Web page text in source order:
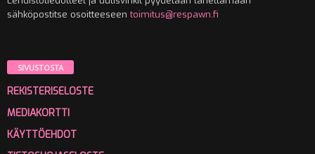
sähköpostitse osoitteeseentoimitus@respawn.fi
SIVUSTOSTA
REKISTERISELOSTE
MEDIAKORTTI
KÄYTTÖEHDOT